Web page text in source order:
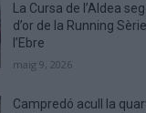
La Cursa de l’Aldea
d’or de la Running
l’Ebre
maig 9, 2026
Campredó acull la